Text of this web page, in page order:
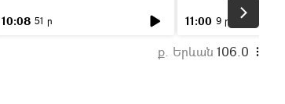
10:08 51 ր 11:00 9 ր
ք. Երևան 106.0